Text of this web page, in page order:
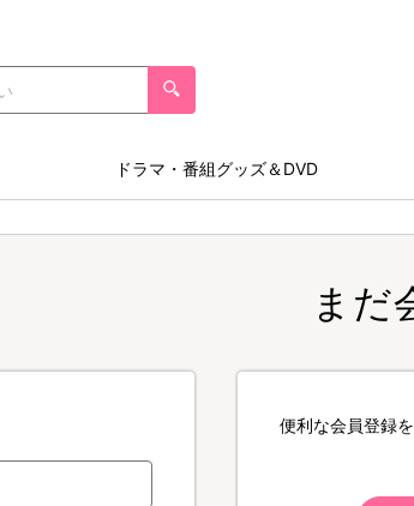
ドラマ・番組グッズ＆DVD
まだ
便利な会員登録